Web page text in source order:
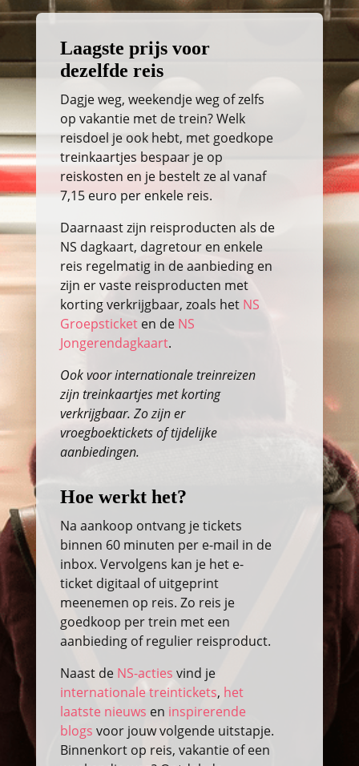
Laagste prijs voor
dezelfde reis
Dagje weg, weekendje weg of zelfs
op vakantie met de trein? Welk
reisdoel je ook hebt, met goedkope
treinkaartjes bespaar je op
reiskosten en je bestelt ze al vanaf
7,15 euro per enkele reis.
Daarnaast zijn reisproducten als de
NS dagkaart, dagretour en enkele
reis regelmatig in de aanbieding en
zijn er vaste reisproducten met
korting verkrijgbaar, zoals het NS
Groepsticketen de NS
Jongerendagkaart.
Ook voor internationale treinreizen
zijn treinkaartjes met korting
verkrijgbaar. Zo zijn er
vroegboektickets of tijdelijke
aanbiedingen.
Hoe werkt het?
Na aankoop ontvang je tickets
binnen 60 minuten per e-mail in de
inbox. Vervolgens kan je het e-
ticket digitaal of uitgeprint
meenemen op reis. Zo reis je
goedkoop per trein met een
aanbieding of regulier reisproduct.
Naast de NS-acties vind je
internationale treintickets, het
laatste nieuws en inspirerende
blogs voor jouw volgende uitstapje.
Binnenkort op reis, vakantie of een